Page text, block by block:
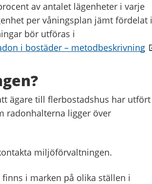
av antalet lägenheter i varje
per våningsplan jämt fördelat i
bör utföras i
i bostäder – metodbeskrivning
ägare till flerbostadshus har utfört
radonhalterna ligger över
miljöförvaltningen.
i marken på olika ställen i